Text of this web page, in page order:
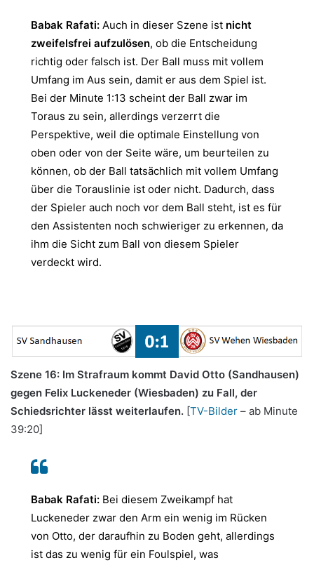
Babak Rafati: Auch in dieser Szene ist nicht
zweifelsfrei aufzulösen, ob die Entscheidung
richtig oder falsch ist. Der Ball muss mit vollem
Umfang im Aus sein, damit er aus dem Spiel ist.
Bei der Minute 1:13 scheint der Ball zwar im
Toraus zu sein, allerdings verzerrt die
Perspektive, weil die optimale Einstellung von
oben oder von der Seite wäre, um beurteilen zu
können, ob der Ball tatsächlich mit vollem Umfang
über die Torauslinie ist oder nicht. Dadurch, dass
der Spieler auch noch vor dem Ball steht, ist es für
den Assistenten noch schwieriger zu erkennen, da
ihm die Sicht zum Ball von diesem Spieler
verdeckt wird.
Szene 16: Im Strafraum kommt David Otto (Sandhausen)
gegen Felix Luckeneder (Wiesbaden) zu Fall, der
Schiedsrichter lässt weiterlaufen. [TV-Bilder – ab Minute
39:20]
Babak Rafati: Bei diesem Zweikampf hat
Luckeneder zwar den Arm ein wenig im Rücken
von Otto, der daraufhin zu Boden geht, allerdings
ist das zu wenig für ein Foulspiel, was